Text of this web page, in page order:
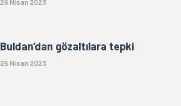
26 Nisan 2023
Buldan’dan gözaltılara tepki
25 Nisan 2023